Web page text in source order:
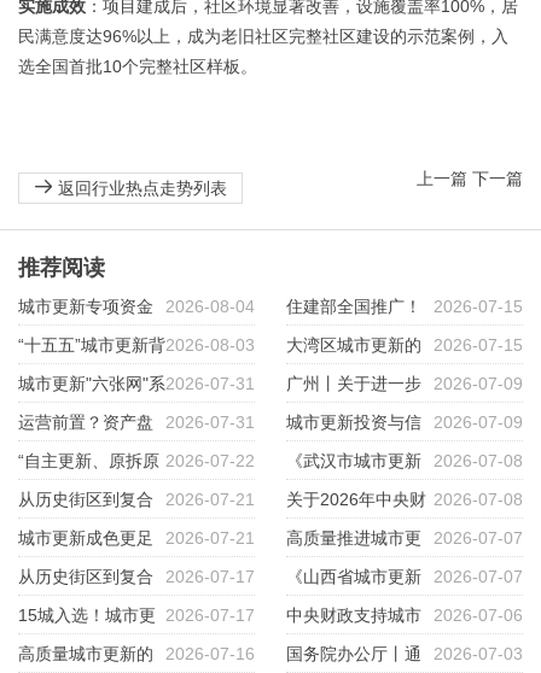
实施成效 ：项目建成后，社区环境显著改善，设施覆盖率100%，居
民满意度达96%以上，成为老旧社区完整社区建设的示范案例，入
选全国首批10个完整社区样板。
上一篇 下一篇
返回行业热点走势列表
推荐阅读
2026-08-04
城市更新专项资金
申报全流程38个实操要点！
2026-08-03
“十五五”城市更新背
景下国企参与城市更新的法律痛
点与应对逻辑
2026-07-31
城市更新"六张网"系
列（二）水网：五类资金怎么
拼？
2026-07-31
运营前置？资产盘
活到底在运营什么？2026-07-22
“自主更新、原拆原
建”才是城市更新的“王炸”！
2026-07-21
从历史街区到复合
文化街区：南头古城中的空间再
生产
2026-07-21
城市更新成色更足
底色更暖
2026-07-17
从历史街区到复合
文化街区：南头古城中的空间再
生产
2026-07-17
15城入选！城市更
新示范城市凭什么胜出？不是谁
2026-07-16
高质量城市更新的
2026-07-15
住建部全国推广！
重庆“城市体检”做对了什么？
2026-07-15
大湾区城市更新的
三条路径——拆、改、留的博弈
与选择
2026-07-09
广州丨关于进一步
推动工商业用地市场化配置改革
的指导意见
2026-07-09
城市更新投资与信
用分析
2026-07-08
《武汉市城市更新
条例》
2026-07-08
关于2026年中央财
政继续支持城市更新行动的通知
及政策解读
2026-07-07
高质量推进城市更
新的政策导向、实践探索与浙江
路径
2026-07-07
《山西省城市更新
条例》5月1日起施行2026-07-06
中央财政支持城市
更新，入围城市每城定额补助最
2026-07-03
国务院办公厅丨通